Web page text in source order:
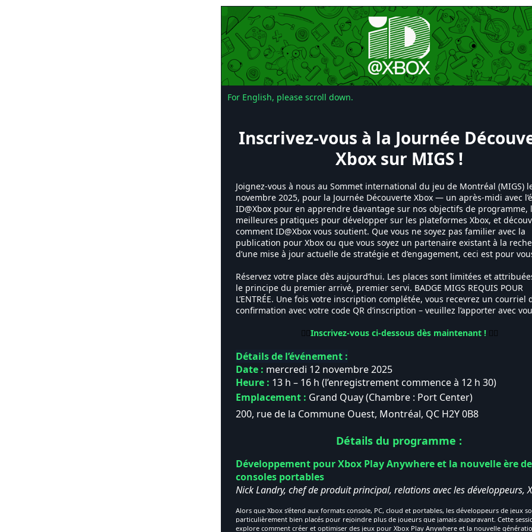
For English, please scroll down.
Inscrivez-vous à la Journée
Xbox sur MIGS !
Joignez-vous à nous au Sommet international du jeu de Montréal (MIGS)
novembre 2025, pour la Journée Découverte Xbox — un après-midi avec
ID@Xbox pour en apprendre davantage sur nos objectifs de programme,
meilleures pratiques pour développer sur les plateformes Xbox, et
comment ID@Xbox vous soutient. Que vous ne soyez pas familier avec la
publication pour Xbox ou que vous soyez un partenaire existant à la
d’une mise à jour actuelle de stratégie et d’engagement, ceci est pour
Réservez votre place dès aujourd’hui. Les places sont limitées et
le principe du premier arrivé, premier servi. BADGE MIGS REQUIS POUR
L’ENTRÉE. Une fois votre inscription complétée, vous recevrez un courriel
confirmation avec votre code QR d’inscription – veuillez l’apporter avec
👇🏼Inscrivez-vous ci-dessous dès maintenant ! 👇🏼
Détails de l’événement :
Date : mercredi 12 novembre 2025
Heure : 13 h – 16 h (l’enregistrement commence à 12 h 30)
Emplacement : Grand Quay (Chambre : Port Center)
200, rue de la Commune Ouest, Montréal, QC H2Y 0B8
Détails du programme :
Développement pour Xbox Play Anywhere et la nouvelle ère
consoles portables
Nick Landry, chef de produit principal, relations avec les développeurs,
Alors que Xbox s’étend aux formats console, PC, cloud et portables, les développeurs de jeux
particulièrement bien placés pour rejoindre plus de joueurs que jamais auparavant. Cette
explore comment créer et optimiser des jeux pour Xbox Play Anywhere et la nouvelle